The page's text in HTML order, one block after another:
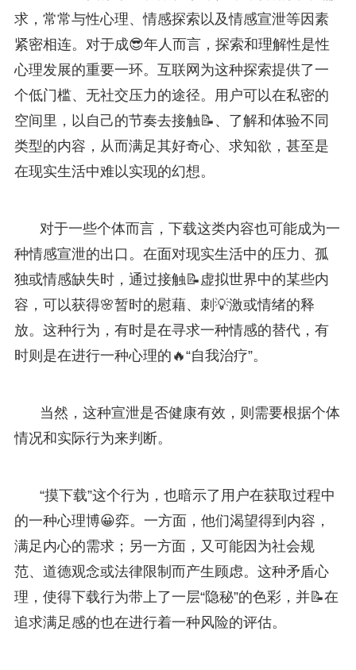
求，常常与性心理、情感探索以及情感宣泄等因素
紧密相连。对于成😎年人而言，探索和理解性是性
心理发展的重要一环。互联网为这种探索提供了一
个低门槛、无社交压力的途径。用户可以在私密的
空间里，以自己的节奏去接触📝、了解和体验不同
类型的内容，从而满足其好奇心、求知欲，甚至是
在现实生活中难以实现的幻想。
对于一些个体而言，下载这类内容也可能成为一
种情感宣泄的出口。在面对现实生活中的压力、孤
独或情感缺失时，通过接触📝虚拟世界中的某些内
容，可以获得🌸暂时的慰藉、刺💡激或情绪的释
放。这种行为，有时是在寻求一种情感的替代，有
时则是在进行一种心理的🔥“自我治疗”。
当然，这种宣泄是否健康有效，则需要根据个体
情况和实际行为来判断。
“摸下载”这个行为，也暗示了用户在获取过程中
的一种心理博😀弈。一方面，他们渴望得到内容，
满足内心的需求；另一方面，又可能因为社会规
范、道德观念或法律限制而产生顾虑。这种矛盾心
理，使得下载行为带上了一层“隐秘”的色彩，并📝在
追求满足感的也在进行着一种风险的评估。